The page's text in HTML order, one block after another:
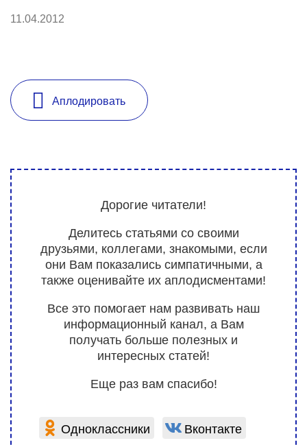
11.04.2012
Аплодировать
Дорогие читатели!
Делитесь статьями со своими
друзьями, коллегами, знакомыми, если
они Вам показались симпатичными, а
также оценивайте их аплодисментами!
Все это помогает нам развивать наш
информационный канал, а Вам
получать больше полезных и
интересных статей!
Еще раз вам спасибо!
Одноклассники
Вконтакте